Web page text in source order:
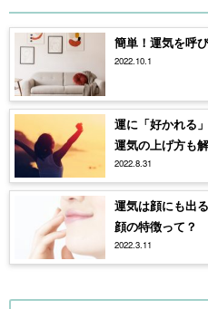
簡単！運気を呼
2022.10.1
運に「好かれる
運気の上げ方も
2022.8.31
運気は顔にも出
顔の特徴って？
2022.3.11